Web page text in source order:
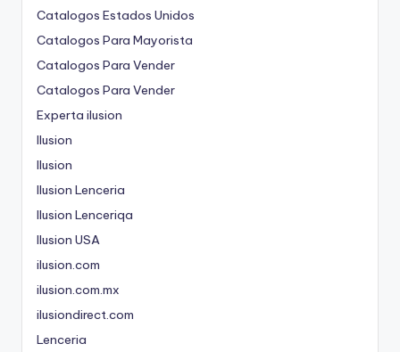
Catalogos Estados Unidos
Catalogos Para Mayorista
Catalogos Para Vender
Catalogos Para Vender
Experta ilusion
Ilusion
Ilusion
Ilusion Lenceria
Ilusion Lenceriqa
Ilusion USA
ilusion.com
ilusion.com.mx
ilusiondirect.com
Lenceria